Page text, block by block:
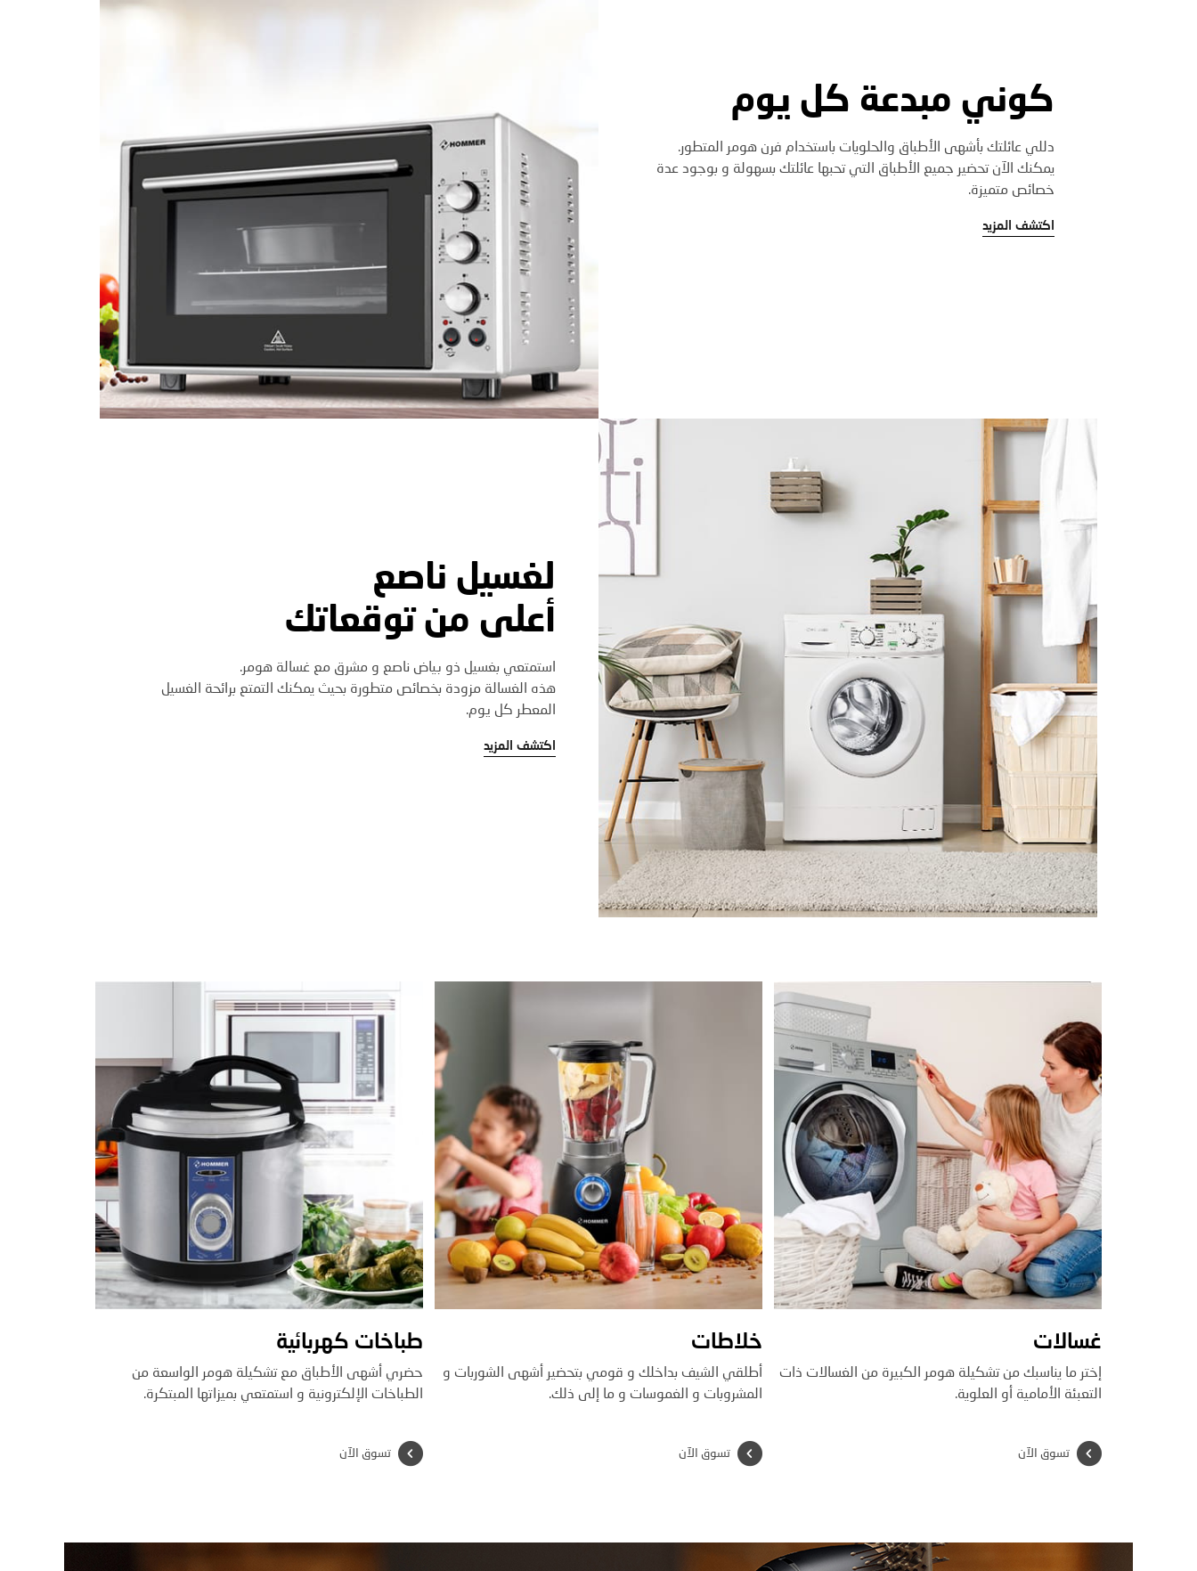
كوني مبدعة كل يوم
دللي عائلتك بأشهى الأطباق والحلويات باستخدام فرن هومر المتطور.
يمكنك الآن تحضير جميع الأطباق التي تحبها عائلتك بسهولة و بوجود عدة
خصائص متميزة.
اكتشف المزيد
لغسيل ناصع
أعلى من توقعاتك
استمتعي بغسيل ذو بياض ناصع و مشرق مع غسالة هومر.
هذه الغسالة مزودة بخصائص متطورة بحيث يمكنك التمتع برائحة الغسيل
المعطر كل يوم.
اكتشف المزيد
غسالات
إختر ما يناسبك من تشكيلة هومر الكبيرة من الغسالات ذات
التعبئة الأمامية أو العلوية.
تسوق الآن
خلاطات
أطلقي الشيف بداخلك و قومي بتحضير أشهى الشوربات و
المشروبات و الغموسات و ما إلى ذلك.
تسوق الآن
طباخات كهربائية
حضري أشهى الأطباق مع تشكيلة هومر الواسعة من
الطباخات الإلكترونية و استمتعي بميزاتها المبتكرة.
تسوق الآن